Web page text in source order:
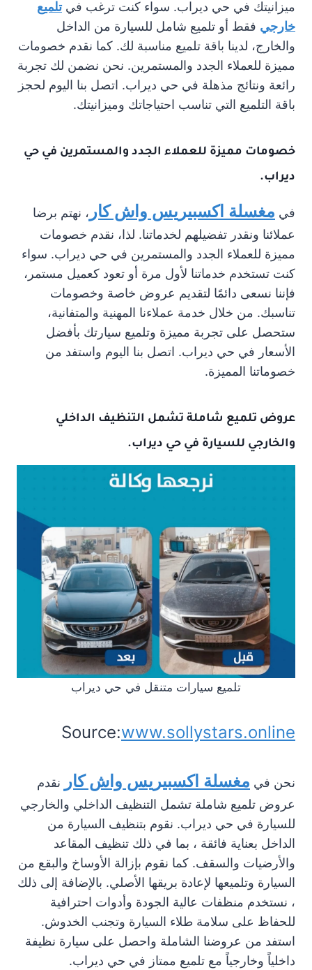
ميزانيتك في حي ديراب. سواء كنت ترغب فيتلميع
خارجي فقط أو تلميع شامل للسيارة من الداخل
والخارج، لدينا باقة تلميع مناسبة لك. كما نقدم خصومات
مميزة للعملاء الجدد والمستمرين. نحن نضمن لك تجربة
رائعة ونتائج مذهلة في حي ديراب. اتصل بنا اليوم لحجز
باقة التلميع التي تناسب احتياجاتك وميزانيتك.
خصومات مميزة للعملاء الجدد والمستمرين في حي
ديراب.
في مغسلة اكسبيريس واش كار ، نهتم برضا
عملائنا ونقدر تفضيلهم لخدماتنا. لذا، نقدم خصومات
مميزة للعملاء الجدد والمستمرين في حي ديراب. سواء
كنت تستخدم خدماتنا لأول مرة أو تعود كعميل مستمر،
فإننا نسعى دائمًا لتقديم عروض خاصة وخصومات
تناسبك. من خلال خدمة عملاءنا المهنية والمتفانية،
ستحصل على تجربة مميزة وتلميع سيارتك بأفضل
الأسعار في حي ديراب. اتصل بنا اليوم واستفد من
خصوماتنا المميزة.
عروض تلميع شاملة تشمل التنظيف الداخلي
والخارجي للسيارة في حي ديراب.
تلميع سيارات متنقل في حي ديراب
Source:www.sollystars.online
نحن في مغسلة اكسبيريس واش كار
نقدم
عروض تلميع شاملة تشمل التنظيف الداخلي والخارجي
للسيارة في حي ديراب. نقوم بتنظيف السيارة من
الداخل بعناية فائقة ، بما في ذلك تنظيف المقاعد
والأرضيات والسقف. كما نقوم بإزالة الأوساخ والبقع من
السيارة وتلميعها لإعادة بريقها الأصلي. بالإضافة إلى ذلك
، نستخدم منظفات عالية الجودة وأدوات احترافية
للحفاظ على سلامة طلاء السيارة وتجنب الخدوش.
استفد من عروضنا الشاملة واحصل على سيارة نظيفة
داخلياً وخارجياً مع تلميع ممتاز في حي ديراب.